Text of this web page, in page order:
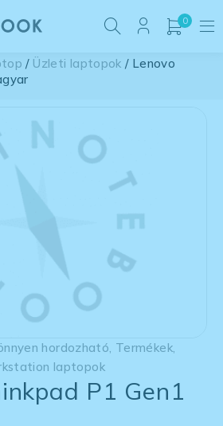
0
/ Üzleti laptopok / Lenovo
hordozható Termékek,
laptopok
P1 Gen1